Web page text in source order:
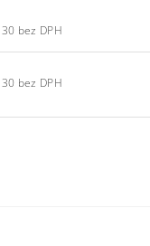
€33,30 bez DPH
€33,30 bez DPH